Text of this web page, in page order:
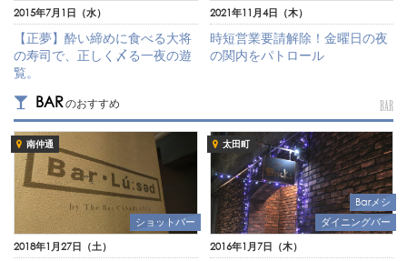
2015年7月1日（水）
【正夢】酔い締めに食べる大将
の寿司で、正しく〆る一夜の遊
覧。
2021年11月4日（木）
時短営業要請解除！金曜日の夜
の関内をパトロール
BARのおすすめ BAR
南仲通
ショットバー
2018年1月27日（土）
太田町
Barメシ
ダイニングバー
2016年1月7日（木）